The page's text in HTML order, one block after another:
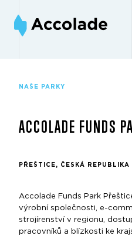
NAŠE PARKY
ACCOLADE FUNDS
PŘEŠTICE, ČESKÁ REPUBLIKA
Accolade Funds Park
výrobní společnosti, e-
strojírenství v regionu,
pracovníků a blízkosti ke